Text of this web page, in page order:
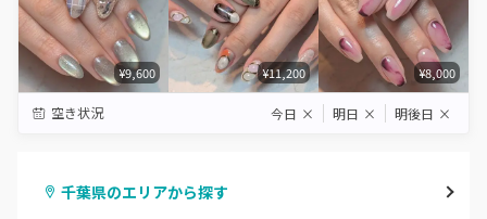
¥9,600 ¥11,200 ¥8,000
空き状況 今日 × 明日 × 明後日 ×
千葉県のエリアから探す